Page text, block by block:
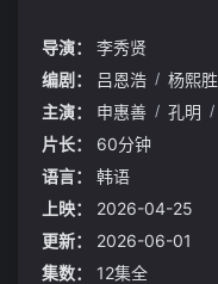
导演：
李秀贤
编剧：
吕恩浩 / 杨熙胜
主演：
申惠善 / 孔明 /
片长：
60分钟
语言：
韩语
上映：
2026-04-25
更新：
2026-06-01
集数：
12集全